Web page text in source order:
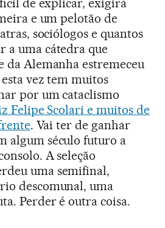
e um pelotão de
sociólogos e quantos
a uma cátedra que
da Alemanha estremeceu
vez tem muitos
por um cataclismo
Felipe Scolari e muitos de
. Vai ter de ganhar
algum século futuro a
A seleção
uma semifinal,
descomunal, uma
Perder é outra coisa.